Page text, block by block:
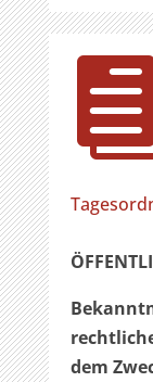
dem